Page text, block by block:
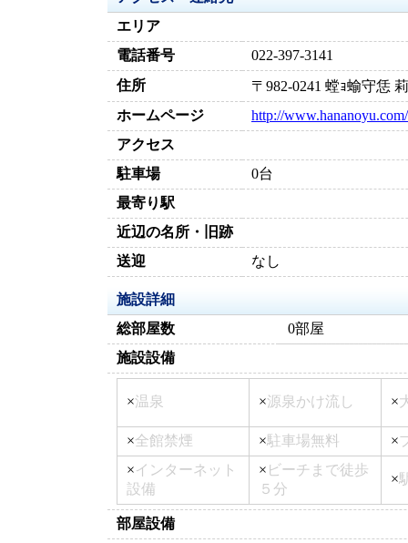
エリア
電話番号
022-397-3141
住所
〒982-0241 螳ｮ蝓守
ホームページ
http://www.hananoyu.com/
アクセス
駐車場
0台
最寄り駅
近辺の名所・旧跡
送迎
なし
施設詳細
総部屋数
0部屋
施設設備
×温泉 ×源泉かけ流し ×
×全館禁煙 ×駐車場無料 ×
×インターネット
設備
× ビーチまで徒歩
５分
×
部屋設備